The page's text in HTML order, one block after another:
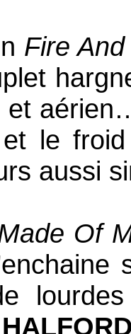
Fire
et
et le
aussi
Of